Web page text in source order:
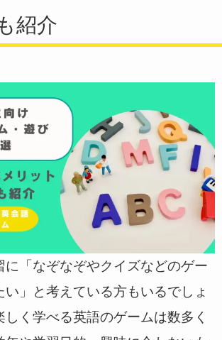
紹介
に「なぞなぞやクイズなどのゲー
い」と考えている方もいるでしょ
しく学べる英語のゲームは数多く